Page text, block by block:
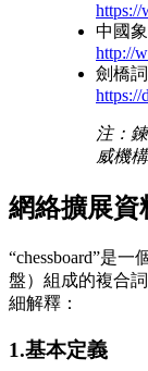
https://
中國
http://
劍橋詞
https://
注：
威機
網絡擴展資
“chessboard”是一
盤）組成的複合
細解釋：
1.基本定義